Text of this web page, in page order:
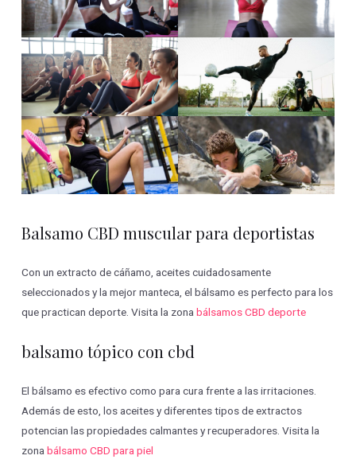
Balsamo CBD muscular para deportistas
Con un extracto de cáñamo, aceites cuidadosamente
seleccionados y la mejor manteca, el bálsamo es perfecto para los
que practican deporte. Visita la zonabálsamos CBD deporte
balsamo tópico con cbd
El bálsamo es efectivo como para cura frente a las irritaciones.
Además de esto, los aceites y diferentes tipos de extractos
potencian las propiedades calmantes y recuperadores. Visita la
zonabálsamo CBD para piel